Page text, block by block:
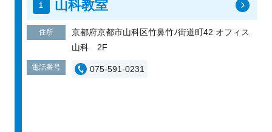
山科教室
住所
京都府京都市山科区竹鼻竹ﾉ街道町42 オフィス
山科 2F
電話番号 075-591-0231